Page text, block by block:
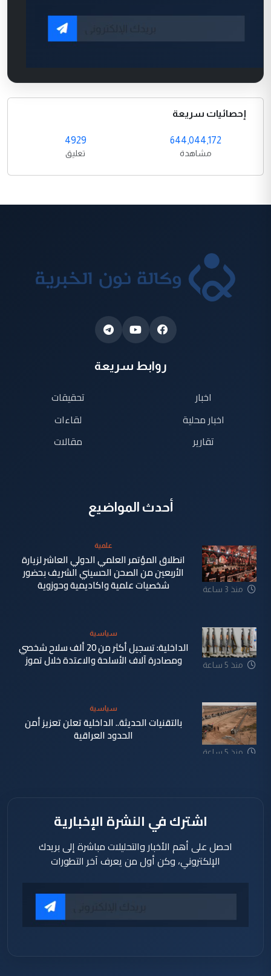
إحصائيات سريعة
644,044,172
مشاهدة
4929
تعليق
روابط سريعة
اخبار
اخبار محلية
تقارير
تحقيقات
لقاءات
مقالات
أحدث المواضيع
منذ 3 ساعة
علمية
انطلاق المؤتمر العلمي الدولي العاشر لزيارة
الأربعين من الصحن الحسيني الشريف بحضور
شخصيات علمية واكاديمية وحوزوية
منذ 5 ساعة
سياسية
الداخلية: تسجيل أكثر من 20 ألف سلاح شخصي
ومصادرة آلاف الأسلحة والاعتدة خلال تموز
منذ 5 ساعة
سياسية
بالتقنيات الحديثة.. الداخلية تعلن تعزيز أمن
الحدود العراقية
اشترك في النشرة الإخبارية
احصل على أهم الأخبار والتحليلات مباشرة إلى بريدك
الإلكتروني، وكن أول من يعرف آخر التطورات